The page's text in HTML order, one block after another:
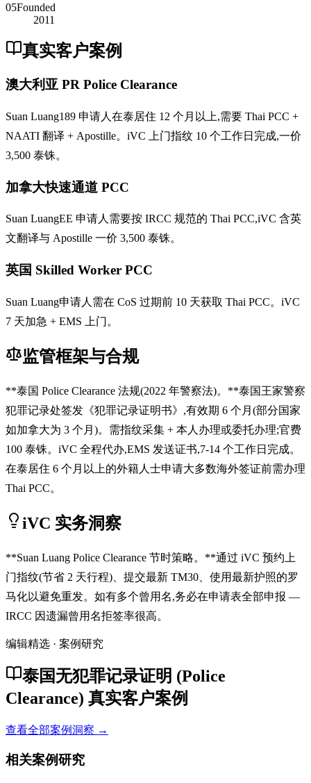
05Founded
2011
真实客户案例
澳大利亚 PR Police Clearance
Suan Luang189 申请人在泰居住 12 个月以上,需要 Thai PCC +
NAATI 翻译 + Apostille。iVC 上门指纹 10 个工作日完成,一价
3,500 泰铢。
加拿大快速通道 PCC
Suan LuangEE 申请人需要按 IRCC 规范的 Thai PCC,iVC 含英
文翻译与 Apostille 一价 3,500 泰铢。
英国 Skilled Worker PCC
Suan Luang申请人需在 CoS 过期前 10 天获取 Thai PCC。iVC
7 天加急 + EMS 上门。
监管框架与合规
**泰国 Police Clearance 法规(2022 年警察法)。**泰国王家警察
犯罪记录处签发《犯罪记录证明书》,有效期 6 个月(部分国家
如加拿大为 3 个月)。需指纹采集 + 本人办理或委托办理;官费
100 泰铢。iVC 全程代办,EMS 发送证书,7-14 个工作日完成。
在泰居住 6 个月以上的外籍人士申请大多数海外签证前需办理
Thai PCC。
iVC 实务洞察
**Suan Luang Police Clearance 节时策略。**通过 iVC 预约上
门指纹(节省 2 天行程)、提交最新 TM30、使用最新护照的罗
马化以避免重发。如有多个曾用名,务必在申请表全部申报 —
IRCC 因遗漏曾用名拒签率很高。
编辑精选 · 案例研究
泰国无犯罪记录证明 (Police
Clearance) 真实客户案例
查看全部案例洞察 →
相关案例研究